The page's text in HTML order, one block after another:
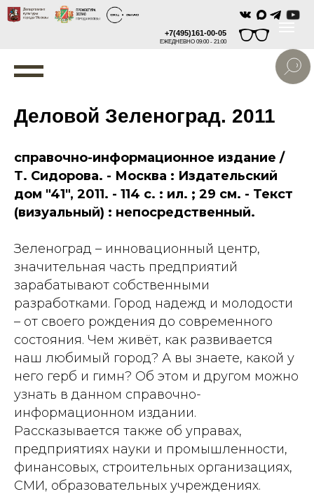
+7(495)161-00-05
ЕЖЕДНЕВНО 09:00 - 21:00
Деловой Зеленоград. 2011
справочно-информационное издание /
Т. Сидорова. - Москва : Издательский
дом "41", 2011. - 114 с. : ил. ; 29 см. - Текст
(визуальный) : непосредственный.
Зеленоград – инновационный центр,
значительная часть предприятий
зарабатывают собственными
разработками. Город надежд и молодости
– от своего рождения до современного
состояния. Чем живёт, как развивается
наш любимый город? А вы знаете, какой у
него герб и гимн? Об этом и другом можно
узнать в данном справочно-
информационном издании.
Рассказывается также об управах,
предприятиях науки и промышленности,
финансовых, строительных организациях,
СМИ, образовательных учреждениях.